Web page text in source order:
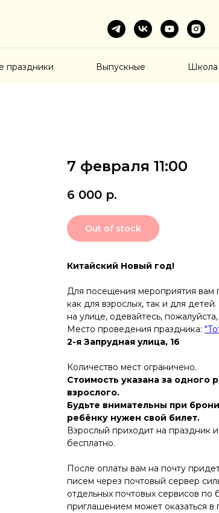
праздники Выпускные Школа
7 февраля 11:00
6 000 р.
Out of stock
Китайский Новый год!
Для посещения мероприятия вам
как для взрослых, так и для
на улице, одевайтесь,
Место проведения праздника:
2-я Запрудная улица, 16
Количество мест ограничено.
Стоимость указана за одного
взрослого.
Будьте внимательны при
ребёнку нужен свой билет.
Взрослый приходит на праздник
бесплатно.
После оплаты вам на почту
писем через почтовый сервер
отдельных почтовых сервисов
приглашением может оказаться в